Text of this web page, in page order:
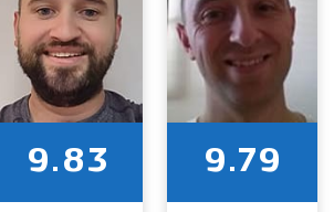
9.79
9.83